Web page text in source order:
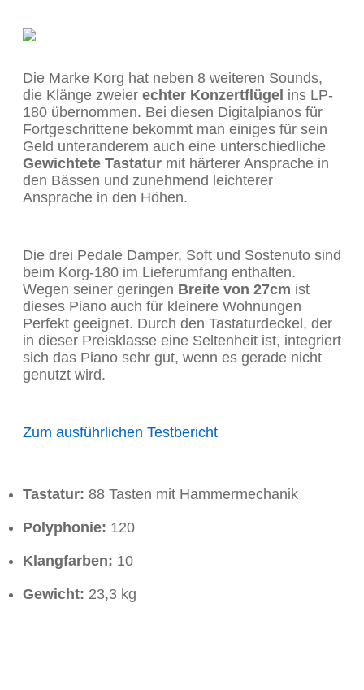
Die Marke Korg hat neben 8 weiteren Sounds,
die Klänge zweier echter Konzertflügel ins LP-
180 übernommen. Bei diesen Digitalpianos für
Fortgeschrittene bekommt man einiges für sein
Geld unteranderem auch eine unterschiedliche
Gewichtete Tastatur mit härterer Ansprache in
den Bässen und zunehmend leichterer
Ansprache in den Höhen.
Die drei Pedale Damper, Soft und Sostenuto sind
beim Korg-180 im Lieferumfang enthalten.
Wegen seiner geringen Breite von 27cm ist
dieses Piano auch für kleinere Wohnungen
Perfekt geeignet. Durch den Tastaturdeckel, der
in dieser Preisklasse eine Seltenheit ist, integriert
sich das Piano sehr gut, wenn es gerade nicht
genutzt wird.
Zum ausführlichen Testbericht
Tastatur: 88 Tasten mit Hammermechanik
Polyphonie: 120
Klangfarben: 10
Gewicht: 23,3 kg